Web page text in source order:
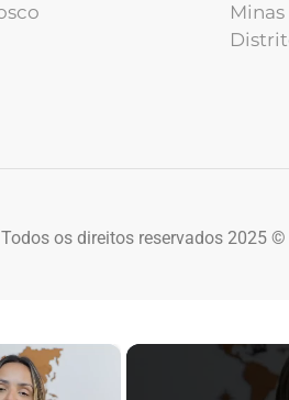
Minas
Todos os direitos reservados 2025
×